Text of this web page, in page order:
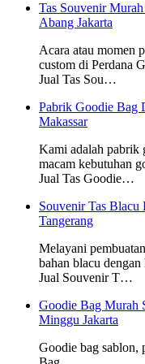
Tas Souvenir
Abang Jakarta
Acara atau momen
custom di Perdana
Jual Tas Sou…
Pabrik Goodie Bag
Makassar
Kami adalah pabrik
macam kebutuhan
Jual Tas Goodie…
Souvenir Tas Blacu
Tangerang
Melayani
bahan blacu dengan
Jual Souvenir T…
Goodie Bag Murah
Minggu Jakarta
Goodie bag sablon,